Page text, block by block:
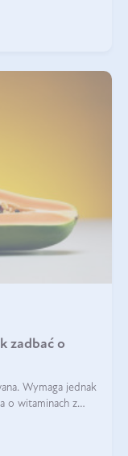
zadbać o
Wymaga jednak
o witaminach z